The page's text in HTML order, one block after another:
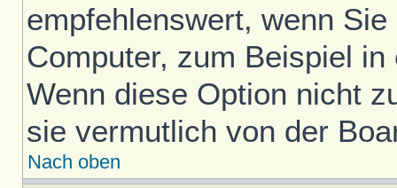
empfehlenswert, wenn
Computer, zum Beispiel
Wenn diese Option nicht
sie vermutlich von der
Nach oben